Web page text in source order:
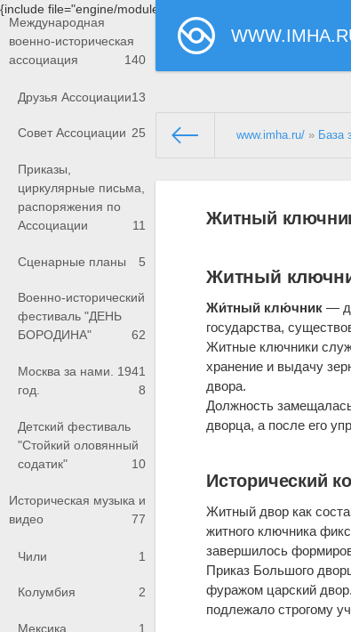
{include file="engine/modules/saperu/head.php"}
Международная
военно-историческая
ассоциация
140
Друзья Ассоциации13
Совет Ассоциации 25
Приказы,
циркулярные письма,
распоряжения по
Ассоциации
11
Сценарные планы 5
Военно-исторический
фестиваль "ДЕНЬ
БОРОДИНА"
62
Москва за нами. 1941
год.
8
Детский фестиваль
"Стойкий оловянный
содатик"
10
Историческая музыка и
видео
77
Чили 1
Колумбия 2
Мексика 1
www.imha.ru/ » База
Житный
Житный
Жи́тный клю́чник —
государства,
Житные ключники
хранение и выдачу
двора.
Должность
дворца, а после его
Исторический
Житный двор как
житного ключника
завершилось
Приказ Большого
фуражом царский
подлежало строгому